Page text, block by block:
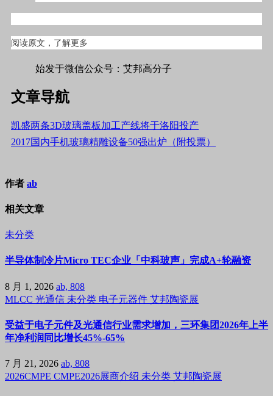
阅读原文，了解更多
始发于微信公众号：艾邦高分子
文章导航
凯盛两条3D玻璃盖板加工产线将于洛阳投产
2017国内手机玻璃精雕设备50强出炉（附投票）
作者 ab
相关文章
未分类
半导体制冷片Micro TEC企业「中科玻声」完成A+轮融资
8 月 1, 2026 ab, 808
MLCC 光通信 未分类 电子元器件 艾邦陶瓷展
受益于电子元件及光通信行业需求增加，三环集团2026年上半
年净利润同比增长45%-65%
7 月 21, 2026 ab, 808
2026CMPE CMPE2026展商介绍 未分类 艾邦陶瓷展